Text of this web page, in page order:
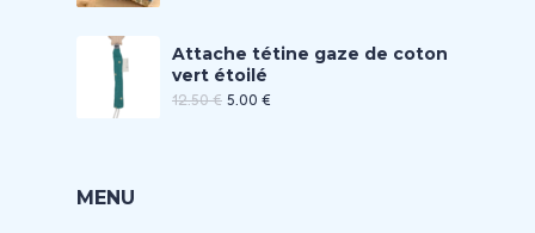
Attache tétine gaze de coton
vert étoilé
12.50€ 5.00 €
MENU